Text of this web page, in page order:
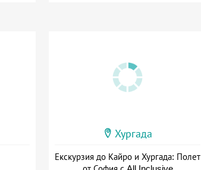
Хургада
Екскурзия до Кайро и Хургада: Полет